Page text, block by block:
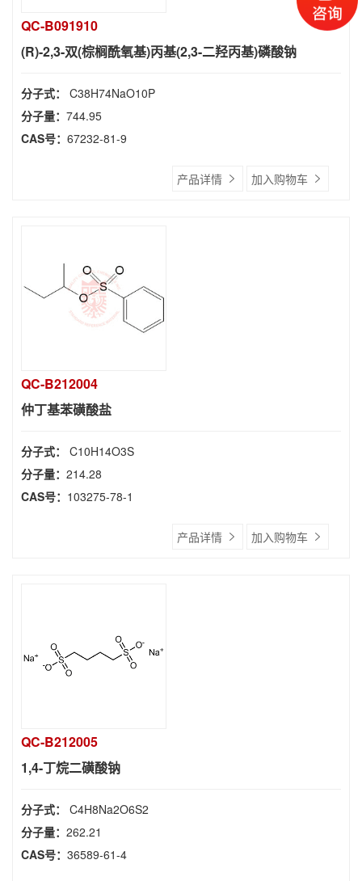
QC-B091910
(R)-2,3-双(棕榈酰氧基)丙基(2,3-二羟丙基)磷酸钠
分子式： C38H74NaO10P
分子量： 744.95
CAS号： 67232-81-9
产品详情 加入购物车
QC-B212004
仲丁基苯磺酸盐
分子式： C10H14O3S
分子量： 214.28
CAS号： 103275-78-1
产品详情 加入购物车
QC-B212005
1,4-丁烷二磺酸钠
分子式： C4H8Na2O6S2
分子量： 262.21
CAS号： 36589-61-4